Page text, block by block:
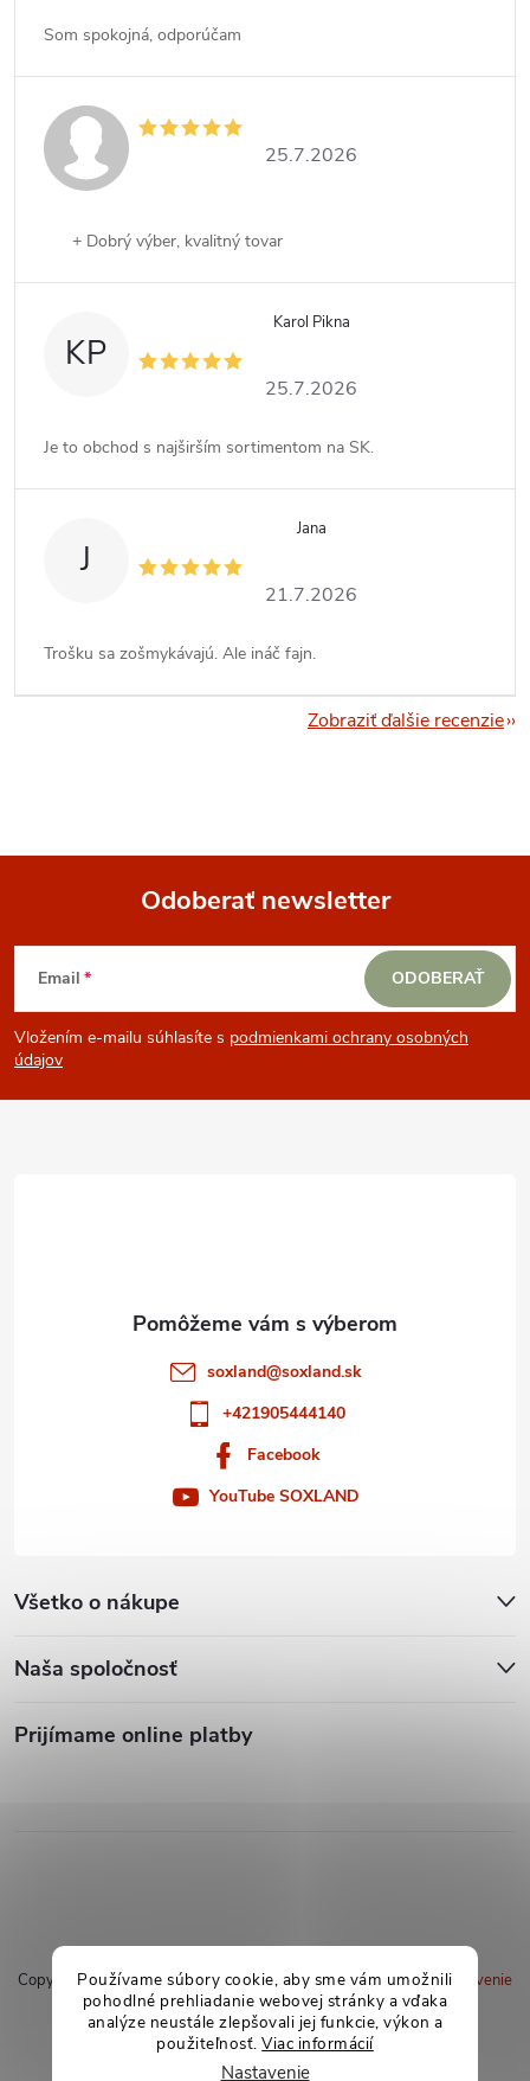
Používame súbory cookie, aby sme vám umožnili
pohodlné prehliadanie webovej stránky a vďaka
analýze neustále zlepšovali jej funkcie, výkon a
použiteľnosť.Viac informácií
Nastavenie
Som spokojná, odporúčam
25.7.2026
+ Dobrý výber, kvalitný tovar
KP
Karol Pikna
25.7.2026
Je to obchod s najširším sortimentom na SK.
J
Jana
21.7.2026
Trošku sa zošmykávajú. Ale ináč fajn.
Zobraziť ďalšie recenzie
Z
á
p
Odoberať newsletter
Email
Vložením e-mailu súhlasíte s podmienkami ochrany osobných
údajov
ODOBERAŤ
soxland@soxland.sk
+421905444140
Facebook
YouTube SOXLAND
Všetko o nákupe
Naša spoločnosť
Prijímame online platby
Vytvoril Shoptet
Copyright 2026soxland.sk. Všetky práva vyhradené. Upraviť nastavenie
cookies